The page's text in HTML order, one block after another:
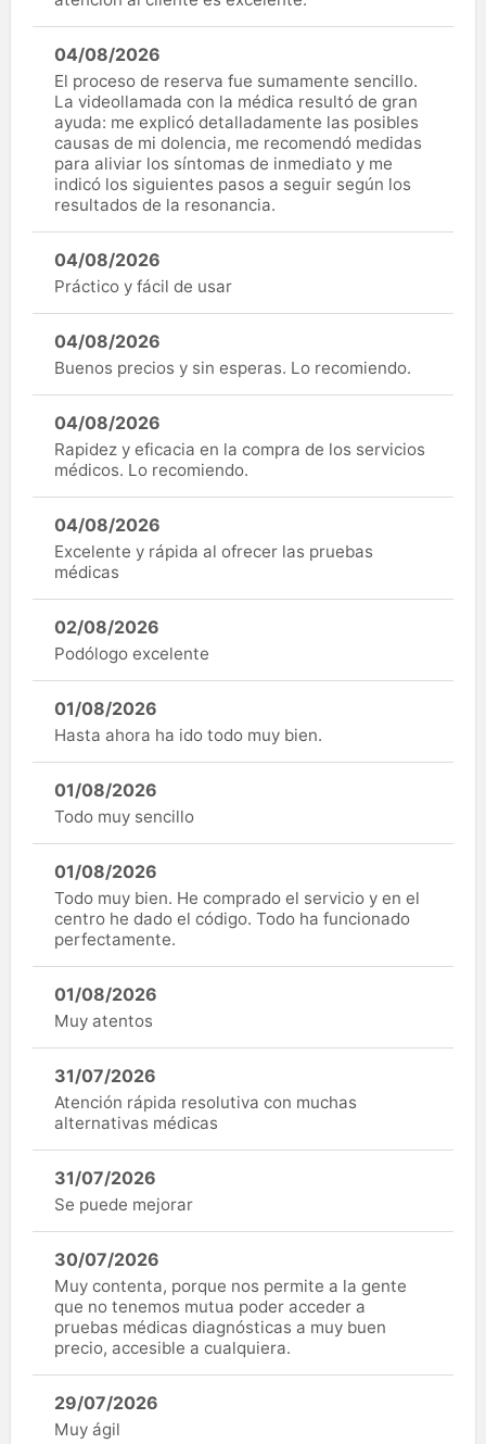
04/08/2026
El proceso de reserva fue sumamente sencillo.
La videollamada con la médica resultó de gran
ayuda: me explicó detalladamente las posibles
causas de mi dolencia, me recomendó medidas
para aliviar los síntomas de inmediato y me
indicó los siguientes pasos a seguir según los
resultados de la resonancia.
04/08/2026
Práctico y fácil de usar
04/08/2026
Buenos precios y sin esperas. Lo recomiendo.
04/08/2026
Rapidez y eficacia en la compra de los servicios
médicos. Lo recomiendo.
04/08/2026
Excelente y rápida al ofrecer las pruebas
médicas
02/08/2026
Podólogo excelente
01/08/2026
Hasta ahora ha ido todo muy bien.
01/08/2026
Todo muy sencillo
01/08/2026
Todo muy bien. He comprado el servicio y en el
centro he dado el código. Todo ha funcionado
perfectamente.
01/08/2026
Muy atentos
31/07/2026
Atención rápida resolutiva con muchas
alternativas médicas
31/07/2026
Se puede mejorar
30/07/2026
Muy contenta, porque nos permite a la gente
que no tenemos mutua poder acceder a
pruebas médicas diagnósticas a muy buen
precio, accesible a cualquiera.
29/07/2026
Muy ágil